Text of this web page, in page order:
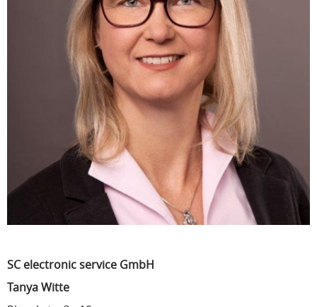
SC electronic service GmbH
Tanya Witte